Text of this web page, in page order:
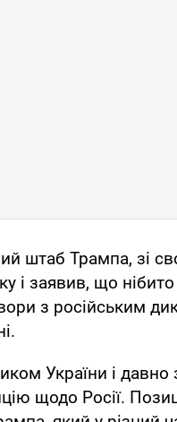
штаб Трампа, зі
і заявив, що
з російським
України і
щодо Росії.